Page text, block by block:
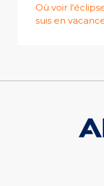
Où voir
suis en